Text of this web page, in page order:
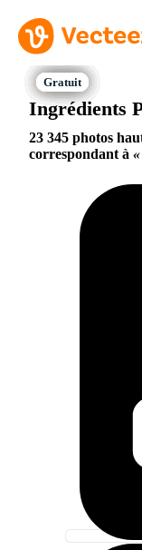
Ingrédients
23 345 photos
correspondant à